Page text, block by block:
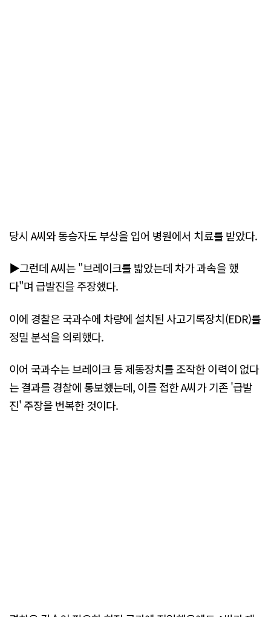
당시 A씨와 동승자도 부상을 입어 병원에서 치료를 받았다.
▶그런데 A씨는 "브레이크를 밟았는데 차가 과속을 했
다"며 급발진을 주장했다.
이에 경찰은 국과수에 차량에 설치된 사고기록장치(EDR)를
정밀 분석을 의뢰했다.
이어 국과수는 브레이크 등 제동장치를 조작한 이력이 없다
는 결과를 경찰에 통보했는데, 이를 접한 A씨가 기존 '급발
진' 주장을 번복한 것이다.